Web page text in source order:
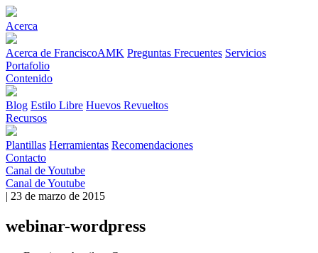
Acerca
Acerca de FranciscoAMK Preguntas Frecuentes Servicios
Portafolio
Contenido
Blog Estilo Libre Huevos Revueltos
Recursos
Plantillas Herramientas Recomendaciones
Contacto
Canal de Youtube
Canal de Youtube
| 23 de marzo de 2015
webinar-wordpress